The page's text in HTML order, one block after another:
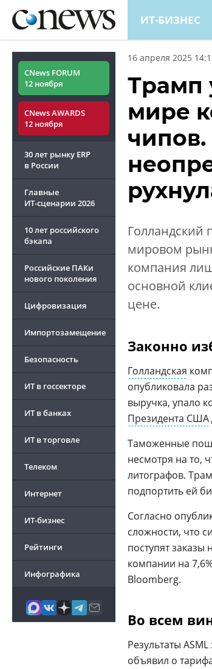
ИТ-БИЗНЕС
CNews FORUM
12 ноября
CNews AWARDS
12 ноября
30 лет рынку ERP
в России
Главные
ИТ-сценарии 2026
10 лет российского
бэкапа
Российские ПАКи
нового поколения
Цифровизация
Импортозамещение
Безопасность
ИТ в госсекторе
ИТ в банках
ИТ в торговле
Телеком
Интернет
ИТ-бизнес
Рейтинги
Инфографика
16 апреля 2025
Трамп
мире
Голландский
мировом
компания
основной
цене.
Законно
Голландская
опубликовала
выручка, упало
Президента США
Таможенные
несмотря на то,
литографов.
подпортить ей
Согласно
сложности, что
поступят
компании на
Bloomberg.
Во всем
Результаты
объявил о